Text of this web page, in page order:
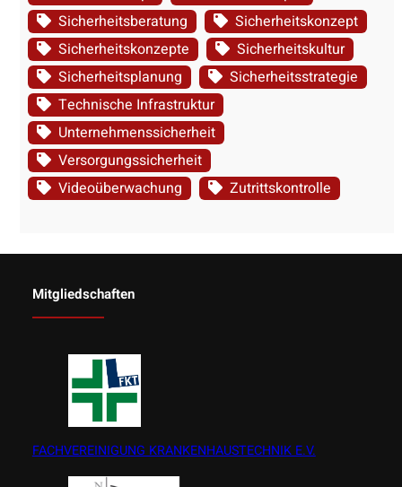
Sicherheitsberatung
Sicherheitskonzept
Sicherheitskonzepte
Sicherheitskultur
Sicherheitsplanung
Sicherheitsstrategie
Technische Infrastruktur
Unternehmenssicherheit
Versorgungssicherheit
Videoüberwachung
Zutrittskontrolle
Mitgliedschaften
FACHVEREINIGUNG KRANKENHAUSTECHNIK E.V.